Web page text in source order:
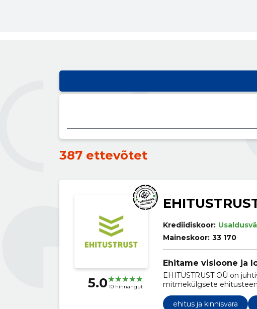
387 ettevõtet
5.0 10 hinnangut
Krediidiskoor:
Maineskoor: 33 170
Ehitame visioone ja
EHITUSTRUST OÜ on
mitmekülgsete
avalikest hoonetest kuni
ehitus ja kinnisvara